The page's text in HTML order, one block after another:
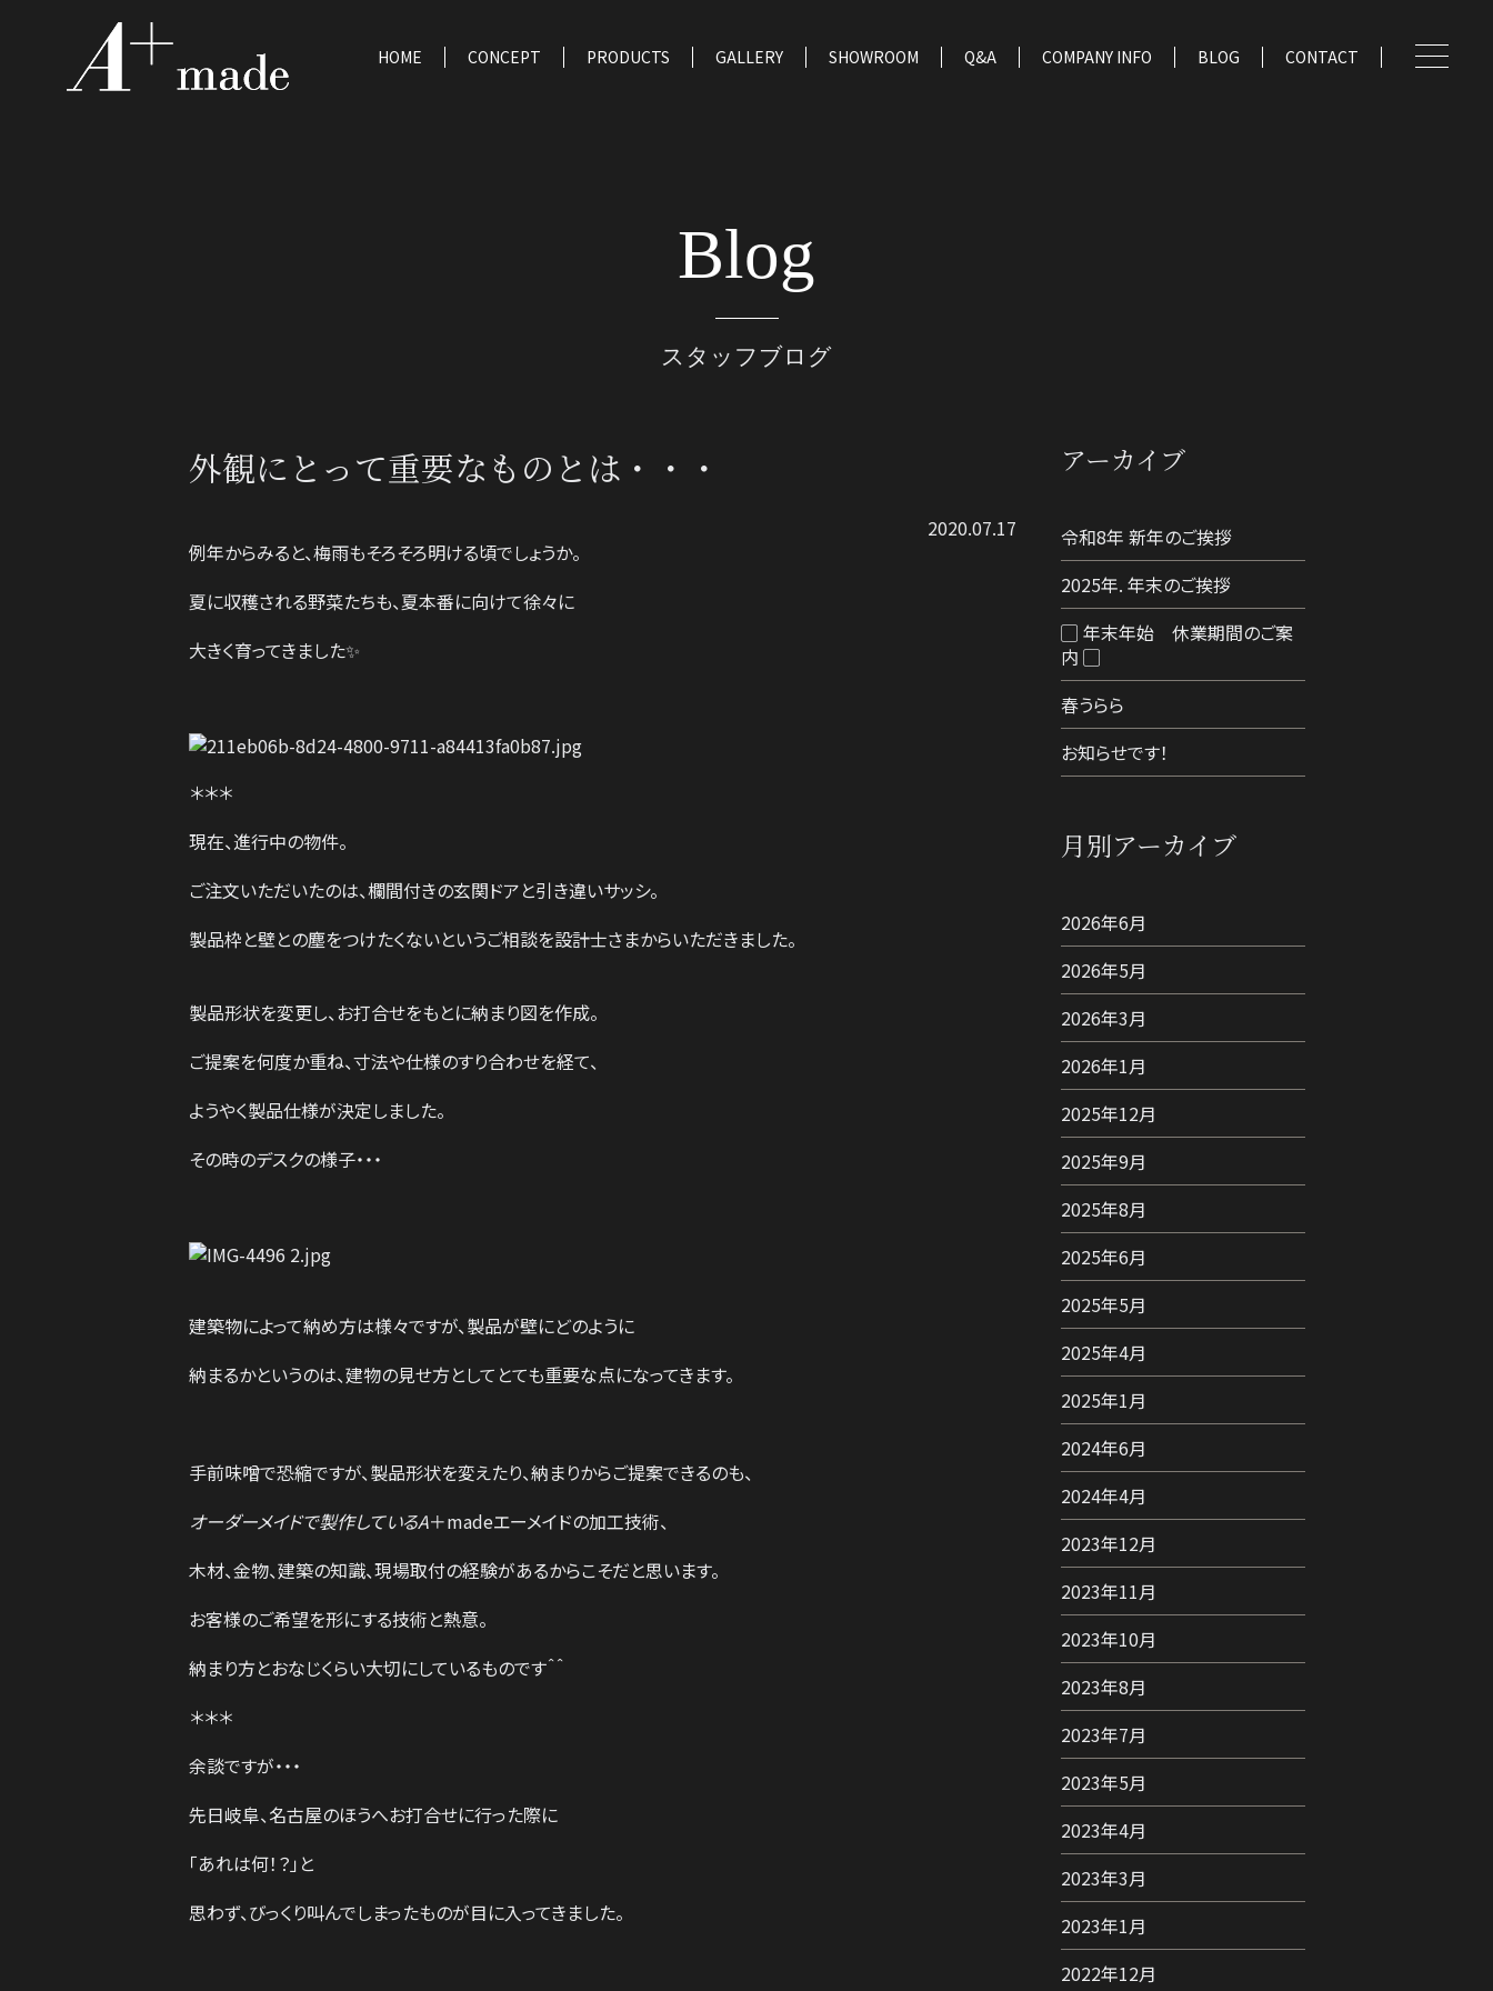
HOME CONCEPT PRODUCTS GALLERY SHOWROOM Q&A COMPANY INFO BLOG CONTACT
Blog
スタッフブログ
外観にとって重要なものとは・・・
2020.07.17
例年からみると、梅雨もそろそろ明ける頃でしょうか。
夏に収穫される野菜たちも、夏本番に向けて徐々に
大きく育ってきました✨
＊＊＊
現在、進行中の物件。
ご注文いただいたのは、欄間付きの玄関ドアと引き違いサッシ。
製品枠と壁との塵をつけたくないというご相談を設計士さまからいただきました。
製品形状を変更し、お打合せをもとに納まり図を作成。
ご提案を何度か重ね、寸法や仕様のすり合わせを経て、
ようやく製品仕様が決定しました。
その時のデスクの様子・・・
建築物によって納め方は様々ですが、製品が壁にどのように
納まるかというのは、建物の見せ方としてとても重要な点になってきます。
手前味噌で恐縮ですが、製品形状を変えたり、納まりからご提案できるのも、
オーダーメイドで製作しているA＋madeエーメイドの加工技術、
木材、金物、建築の知識、現場取付の経験があるからこそだと思います。
お客様のご希望を形にする技術と熱意。
納まり方とおなじくらい大切にしているものです＾＾
＊＊＊
余談ですが・・・
先日岐阜、名古屋のほうへお打合せに行った際に
「あれは何！？」と
思わず、びっくり叫んでしまったものが目に入ってきました。
アーカイブ
令和8年 新年のご挨拶
2025年. 年末のご挨拶
▢ 年末年始 休業期間のご案
内 ▢
春うらら
お知らせです！
月別アーカイブ
2026年6月
2026年5月
2026年3月
2026年1月
2025年12月
2025年9月
2025年8月
2025年6月
2025年5月
2025年4月
2025年1月
2024年6月
2024年4月
2023年12月
2023年11月
2023年10月
2023年8月
2023年7月
2023年5月
2023年4月
2023年3月
2023年1月
2022年12月